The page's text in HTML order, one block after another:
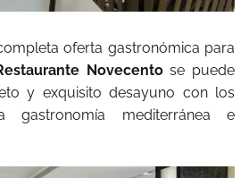
oferta gastronómica para
Novecentose puede
y exquisito desayuno con los
gastronomía mediterránea e